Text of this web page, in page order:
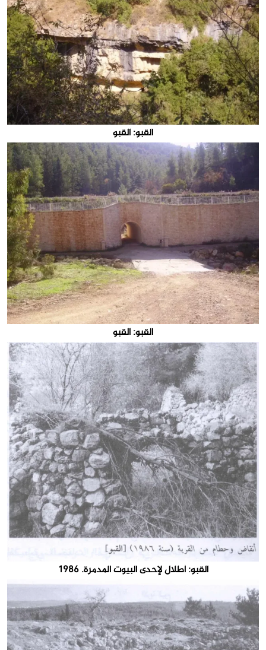
القبو: القبو
القبو: القبو
القبو: أطلال لإحدى البيوت المدمرة. 1986